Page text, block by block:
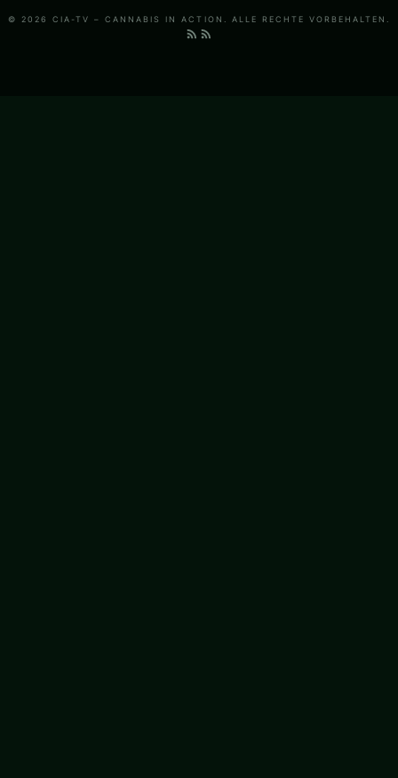
© 2026 CIA-TV – CANNABIS IN ACTION. ALLE RECHTE VORBEHALTEN.